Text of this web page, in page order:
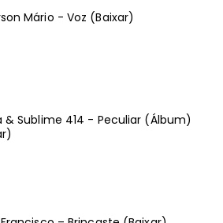
Mário - Voz (Baixar)
& Sublime 414 - Peculiar (Álbum)